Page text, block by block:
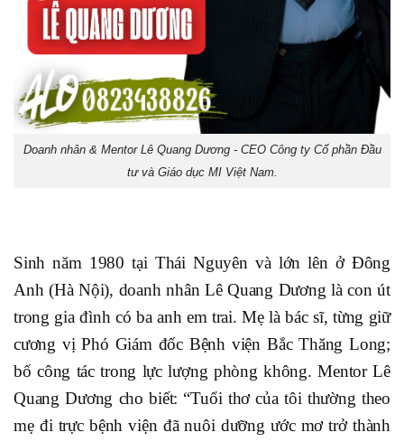
Doanh nhân & Mentor Lê Quang Dương - CEO Công ty Cổ phần Đầu
tư và Giáo dục MI Việt Nam.
Sinh năm 1980 tại Thái Nguyên và lớn lên ở Đông
Anh (Hà Nội), doanh nhân Lê Quang Dương là con út
trong gia đình có ba anh em trai. Mẹ là bác sĩ, từng giữ
cương vị Phó Giám đốc Bệnh viện Bắc Thăng Long;
bố công tác trong lực lượng phòng không. Mentor Lê
Quang Dương cho biết: “Tuổi thơ của tôi thường theo
mẹ đi trực bệnh viện đã nuôi dưỡng ước mơ trở thành